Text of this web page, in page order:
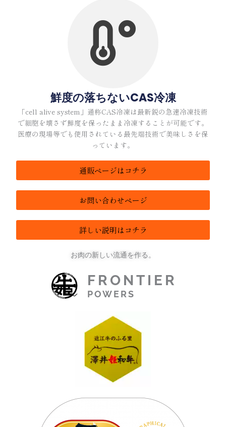
鮮度の落ちないCAS冷凍
「cell alive system」通称CAS冷凍は最新鋭の急速冷凍技術
で細胞を壊さず鮮度を保ったまま冷凍することが可能です。
医療の現場等でも使用されている最先端技術で美味しさを保
っています。
通販ページはコチラ
お問い合わせページ
詳しい説明はコチラ
お肉の新しい流通を作る。
FRONTIER
POWERS